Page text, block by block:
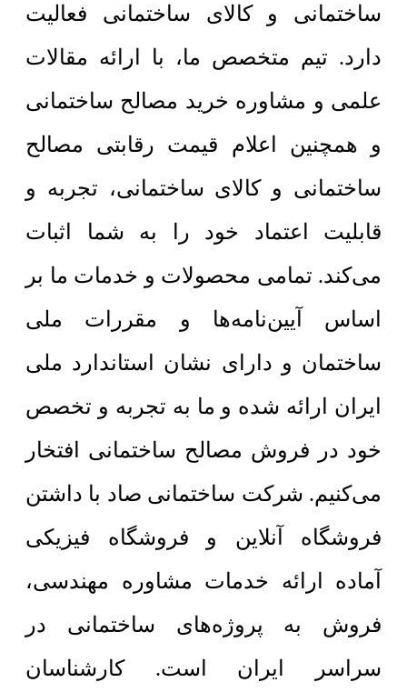
ساختمانی و کالای ساختمانی فعالیت
دارد. تیم متخصص ما، با ارائه مقالات
علمی و مشاوره خرید مصالح ساختمانی
و همچنین اعلام قیمت رقابتی مصالح
ساختمانی و کالای ساختمانی، تجربه و
قابلیت اعتماد خود را به شما اثبات
می‌کند. تمامی محصولات و خدمات ما بر
اساس آیین‌نامه‌ها و مقررات ملی
ساختمان و دارای نشان استاندارد ملی
ایران ارائه شده و ما به تجربه و تخصص
خود در فروش مصالح ساختمانی افتخار
می‌کنیم. شرکت ساختمانی صاد با داشتن
فروشگاه آنلاین و فروشگاه فیزیکی
آماده ارائه خدمات مشاوره مهندسی،
فروش به پروژه‌های ساختمانی در
سراسر ایران است. کارشناسان